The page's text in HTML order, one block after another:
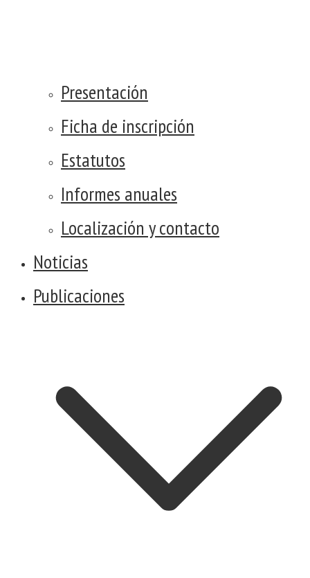
Presentación
Ficha de inscripción
Estatutos
Informes anuales
Localización y contacto
Noticias
Publicaciones